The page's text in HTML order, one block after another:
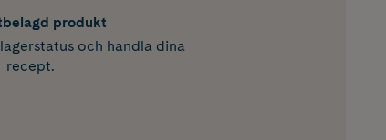
produkt
och handla dina
recept.